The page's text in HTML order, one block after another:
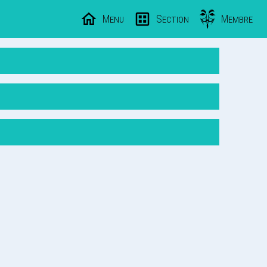
Menu Section Membre